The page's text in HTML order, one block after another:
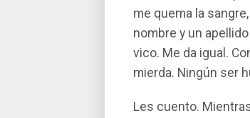
me quema la
nombre y un
vico. Me da igual.
mierda. Ningún ser
Les cuento.